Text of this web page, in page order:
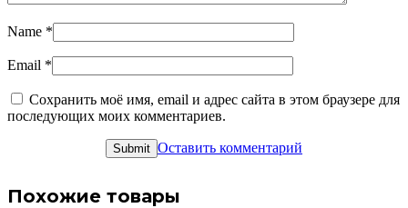
Name *
Email *
Сохранить моё имя, email и адрес сайта в этом браузере для
последующих моих комментариев.
Оставить комментарий
Похожие товары